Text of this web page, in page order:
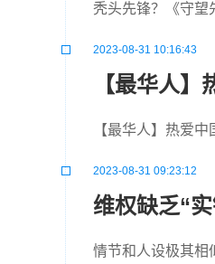
秃头先锋？《守望
2023-08-31 10:16:43
【最华人
【最华人】热爱
2023-08-31 09:23:12
维权缺乏“
情节和人设极其相